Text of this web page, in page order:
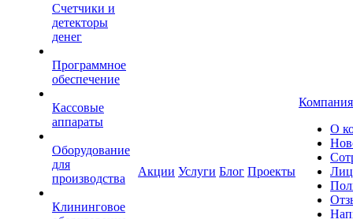
Счетчики и
детекторы
денег
Программное
обеспечение
Кассовые
аппараты
Оборудование
для
производства
Клининговое
Акции Услуги Блог Проекты
Компания
О